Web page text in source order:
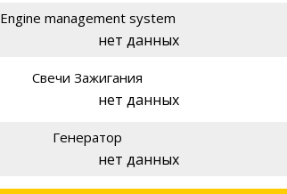
Engine management system
нет данных
Свечи Зажигания
нет данных
Генератор
нет данных